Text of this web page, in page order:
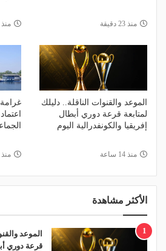
منذ 23 دقيقة منذ 10 ساعات
الموعد والقنوات الناقلة.. دليلك
لمتابعة قرعة دوري أبطال
إفريقيا والكونفدرالية اليوم
منذ 14 ساعة منذ
الأكثر مشاهدة
1
الموعد
قرعة دوري